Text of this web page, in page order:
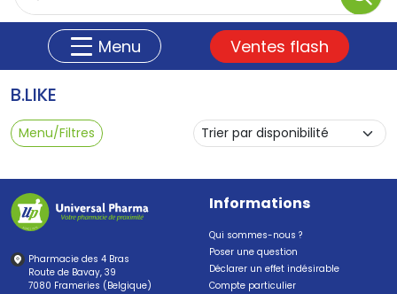
Menu Ventes flash
B.LIKE
Menu/Filtres
Pharmacie des 4 Bras
Route de Bavay, 39
7080 Frameries (Belgique)
Informations
Qui sommes-nous ?
Poser une question
Déclarer un effet indésirable
Compte particulier